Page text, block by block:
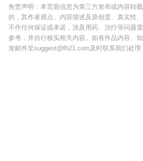
免责声明：本页面信息为第三方发布或内容转
的，其作者观点、内容描述及原创度、真实性
不作任何保证或承诺，涉及用药、治疗等问题
参考，并自行核实相关内容。如有作品内容、
发邮件至suggest@fh21.com及时联系我们处理